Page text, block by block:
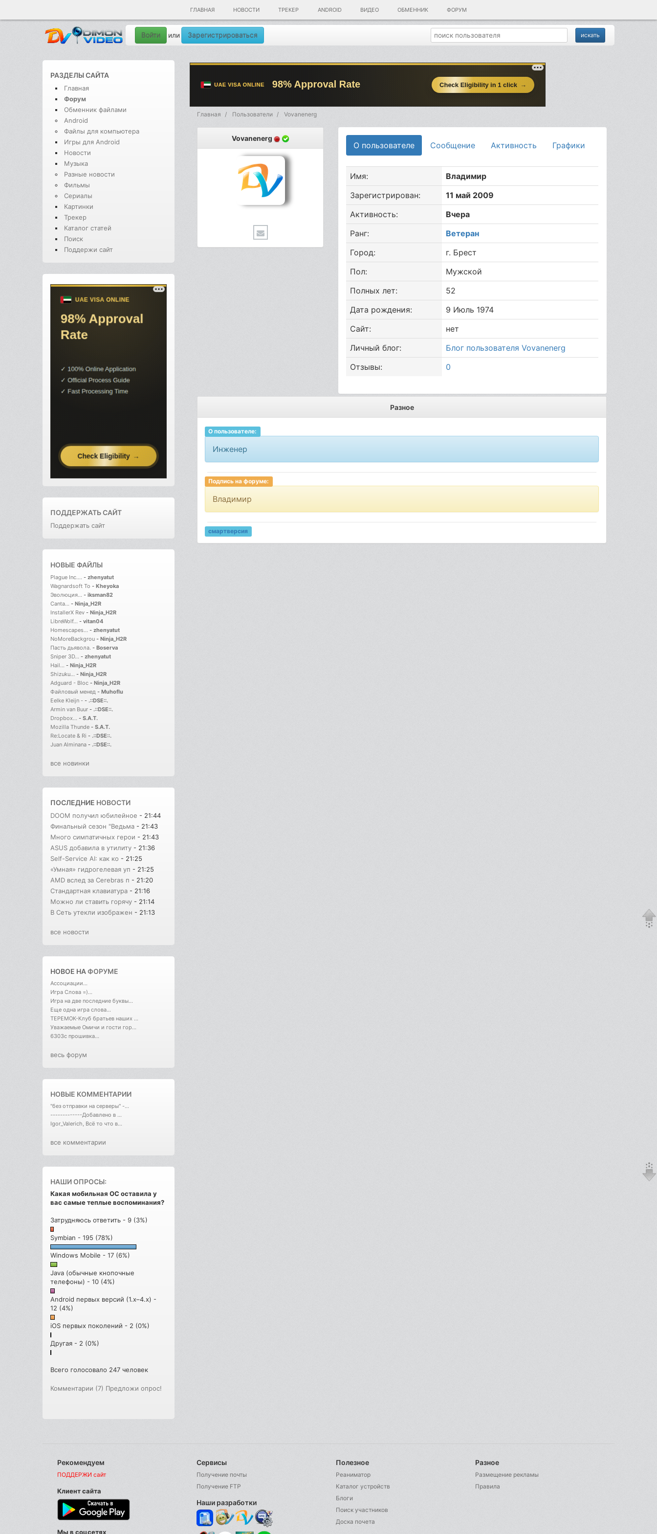
ГЛАВНАЯ НОВОСТИ ТРЕКЕР ANDROID ВИДЕО ОБМЕННИК ФОРУМ
Войти или Зарегистрироваться
РАЗДЕЛЫ САЙТА
Главная
Форум
Обменник файлами
Android
Файлы для компьютера
Игры для Android
Новости
Музыка
Разные новости
Фильмы
Сериалы
Картинки
Трекер
Каталог статей
Поиск
Поддержи сайт
ПОДДЕРЖАТЬ САЙТ
Поддержать сайт
НОВЫЕ ФАЙЛЫ
Plague Inc.... - zhenyatut
Wagnardsoft To - Kheyoka
Эволюция... - iksman82
Canta... - Ninja_H2R
InstallerX Rev - Ninja_H2R
LibreWolf... - vitan04
Homescapes... - zhenyatut
NoMoreBackgrou - Ninja_H2R
Пасть дьявола. - Boserva
Sniper 3D... - zhenyatut
Hail... - Ninja_H2R
Shizuku... - Ninja_H2R
Adguard - Bloc - Ninja_H2R
Файловый менед - Muhoflu
Eelke Kleijn - - .::DSE::.
Armin van Buur - .::DSE::.
Dropbox... - S.A.T.
Mozilla Thunde - S.A.T.
Re:Locate & Ri - .::DSE::.
Juan Alminana - .::DSE::.
все новинки
ПОСЛЕДНИЕ НОВОСТИ
DOOM получил юбилейное - 21:44
Финальный сезон "Ведьма - 21:43
Много симпатичных герои - 21:43
ASUS добавила в утилиту - 21:36
Self-Service AI: как ко - 21:25
«Умная» гидрогелевая уп - 21:25
AMD вслед за Cerebras п - 21:20
Стандартная клавиатура - 21:16
Можно ли ставить горячу - 21:14
В Cеть утекли изображен - 21:13
все новости
НОВОЕ НАФОРУМЕ
Ассоциации...
Игра Слова =)...
Игра на две последние буквы...
Еще одна игра слова...
ТЕРЕМОК-Клуб братьев наших ...
Уважаемые Омичи и гости гор...
6303с прошивка...
весь форум
НОВЫЕ КОММЕНТАРИИ
"без отправки на серверы" -...
-------------Добавлено в ...
Igor_Valerich, Всё то что в...
все комментарии
НАШИ ОПРОСЫ:
Какая мобильная ОС оставила у
вас самые теплые воспоминания?
Затрудняюсь ответить - 9 (3%)
Symbian - 195 (78%)
Windows Mobile - 17 (6%)
Java (обычные кнопочные
телефоны) - 10 (4%)
Android первых версий (1.x–4.x) -
12 (4%)
iOS первых поколений - 2 (0%)
Другая - 2 (0%)
Всего голосовало 247 человек
Комментарии (7) Предложи опрос!
Главная Пользователи Vovanenerg
Vovanenerg
О пользователе Сообщение Активность Графики
Имя:
Владимир
Зарегистрирован:
11 май 2009
Активность:
Вчера
Ранг:
Ветеран
Город:
г. Брест
Пол:
Мужской
Полных лет:
52
Дата рождения:
9 Июль 1974
Сайт:
нет
Личный блог:
Блог пользователя Vovanenerg
Отзывы:
0
Разное
О пользователе:
Инженер
Подпись на форуме:
Владимир
смартверсия
Рекомендуем
ПОДДЕРЖИ сайт
Клиент сайта
Мы в соцсетях
Сервисы
Получение почты
Получение FTP
Наши разработки
Полезное
Реаниматор
Каталог устройств
Блоги
Поиск участников
Доска почета
Разное
Размещение рекламы
Правила